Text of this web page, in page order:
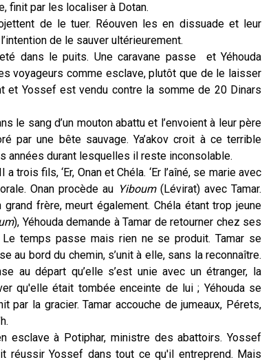
finit par les localiser à Dotan.
de le tuer. Réouven les en dissuade et leur
de le sauver ultérieurement.
dans le puits. Une caravane passe et Yéhouda
voyageurs comme esclave, plutôt que de le laisser
et Yossef est vendu contre la somme de 20 Dinars
le sang d’un mouton abattu et l’envoient à leur père
par une bête sauvage. Ya’akov croit à ce terrible
années durant lesquelles il reste inconsolable.
trois fils, ‘Er, Onan et Chéla. ‘Er l’aîné, se marie avec
Onan procède au Yiboum(Lévirat) avec Tamar.
frère, meurt également. Chéla étant trop jeune
), Yéhouda demande à Tamar de retourner chez ses
temps passe mais rien ne se produit. Tamar se
au bord du chemin, s’unit à elle, sans la reconnaître.
au départ qu’elle s’est unie avec un étranger, la
qu'elle était tombée enceinte de lui ; Yéhouda se
par la gracier. Tamar accouche de jumeaux, Pérets,
esclave à Potiphar, ministre des abattoirs. Yossef
réussir Yossef dans tout ce qu'il entreprend. Mais